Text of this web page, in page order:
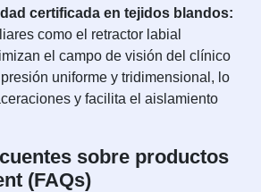
certificada en tejidos blandos:
como el retractor labial
el campo de visión del clínico
uniforme y tridimensional, lo
y facilita el aislamiento
sobre productos
(FAQs)